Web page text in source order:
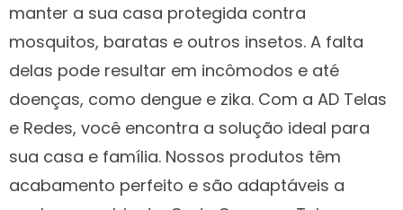
manter a sua casa protegida contra
mosquitos, baratas e outros insetos. A falta
delas pode resultar em incômodos e até
doenças, como dengue e zika. Com a AD Telas
e Redes, você encontra a solução ideal para
sua casa e família. Nossos produtos têm
acabamento perfeito e são adaptáveis a